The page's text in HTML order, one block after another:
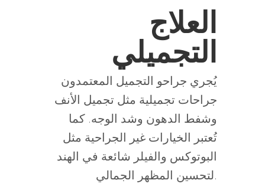
العلاج
التجميلي
يُجري جراحو التجميل المعتمدون
جراحات تجميلية مثل تجميل الأنف
وشفط الدهون وشد الوجه. كما
تُعتبر الخيارات غير الجراحية مثل
البوتوكس والفيلر شائعة في الهند
لتحسين المظهر الجمالي.